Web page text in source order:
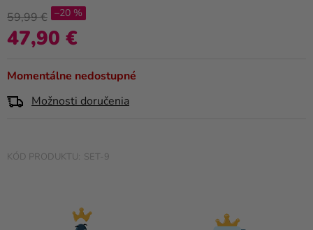
a merch
Sviatky
Kreatívne
Témy
produktu
je
0,0
5
hviezdičiek.
Momentálne nedostupné
Možnosti doručenia
59,99 € –20 %
47,90 €
SET-9